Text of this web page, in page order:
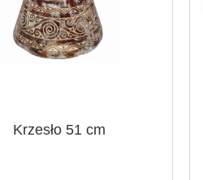
Krzesło 51 cm